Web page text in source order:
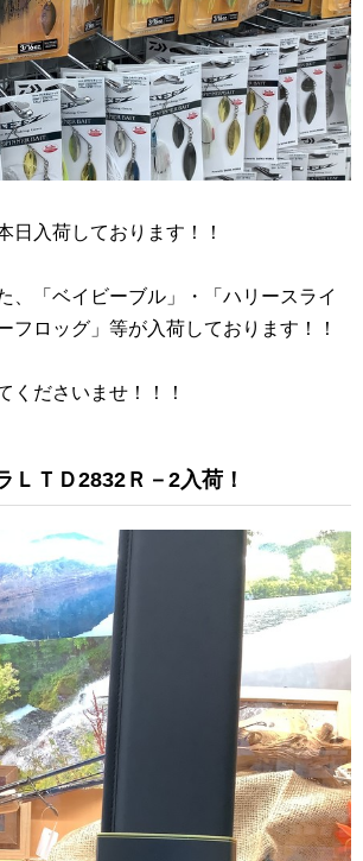
日入荷しております！！
、「ベイビーブル」・「ハリースライ
フロッグ」等が入荷しております！！
くださいませ！！！
ＬＴＤ2832Ｒ－2入荷！